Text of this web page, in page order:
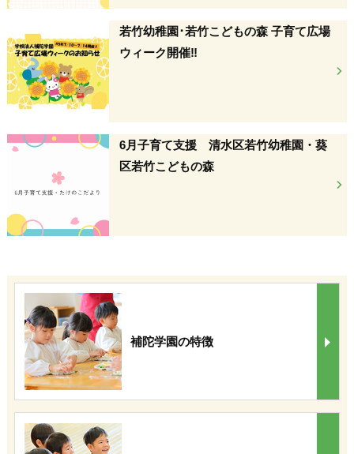
若竹幼稚園･若竹こどもの森 子育て広場
ウィーク開催‼
6月子育て支援 清水区若竹幼稚園・葵
区若竹こどもの森
補陀学園の特徴